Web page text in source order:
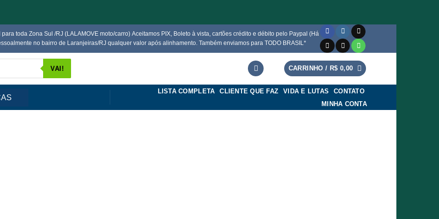
toda Zona Sul /RJ (LALAMOVE moto/carro) Aceitamos PIX, Boleto à vista, cartões crédito e débito pelo Paypal (Há
no bairro de Laranjeiras/RJ qualquer valor após alinhamento. Também enviamos para TODO BRASIL*
VAI! CARRINHO / R$ 0,00
LISTA COMPLETA CLIENTE QUE FAZ VIDA E LUTAS
CONTATO
MINHA CONTA